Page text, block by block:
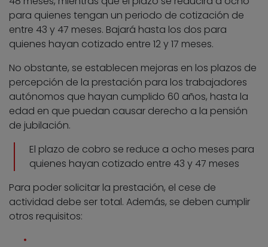
para quienes tengan un periodo de cotización de
entre 43 y 47 meses. Bajará hasta los dos para
quienes hayan cotizado entre 12 y 17 meses.
No obstante, se establecen mejoras en los plazos de
percepción de la prestación para los trabajadores
autónomos que hayan cumplido 60 años, hasta la
edad en que puedan causar derecho a la pensión
de jubilación.
El plazo de cobro se reduce a ocho meses para
quienes hayan cotizado entre 43 y 47 meses
Para poder solicitar la prestación, el cese de
actividad debe ser total. Además, se deben cumplir
otros requisitos: